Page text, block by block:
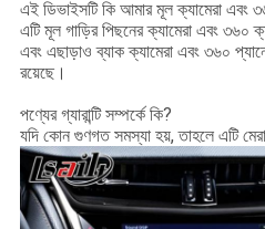
এই ডিভাইসটি কি আমার মূল ক্যামেরা এবং
এটি মূল গাড়ির পিছনের ক্যামেরা এবং ৩৬০
এবং এছাড়াও ব্যাক ক্যামেরা এবং ৩৬০
রয়েছে।
পণ্যের গ্যারান্টি সম্পর্কে কি?
যদি কোন গুণগত সমস্যা হয়, তাহলে এটি